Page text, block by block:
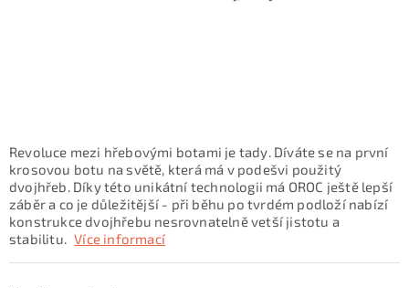
Revoluce mezi hřebovými botami je tady. Díváte se na první
krosovou botu na světě, která má v podešvi použitý
dvojhřeb. Díky této unikátní technologii má OROC ještě lepší
záběr a co je důležitější - při běhu po tvrdém podloží nabízí
konstrukce dvojhřebu nesrovnatelně vetší jistotu a
stabilitu. Více informací